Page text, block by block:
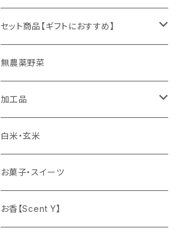
セット商品【ギフトにおすすめ】
ギフト
無農薬野菜
加工品
ゆず姫シリーズ
各種パウダー
ドリンクの素
白米・玄米
お菓子・スイーツ
お香【Scent Y】